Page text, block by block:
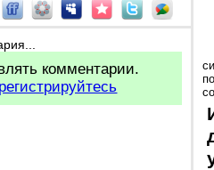
комментарии.